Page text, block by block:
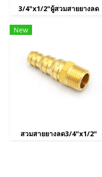
3/4"x1/2"ผู้สวมสายยางลด
New
สวมสายยางลด3/4"x1/2"